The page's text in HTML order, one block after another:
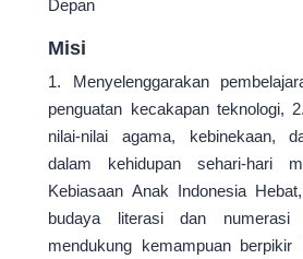
Depan
Misi
1. Menyelenggarakan
penguatan kecakapan teknologi,
nilai-nilai agama, kebinekaan,
dalam kehidupan sehari-hari
Kebiasaan Anak Indonesia
budaya literasi dan numerasi
mendukung kemampuan